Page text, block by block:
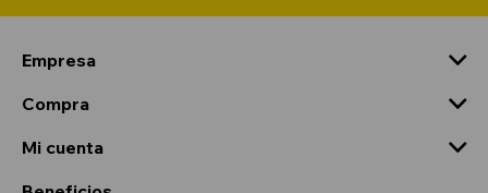
Empresa
Compra
Mi cuenta